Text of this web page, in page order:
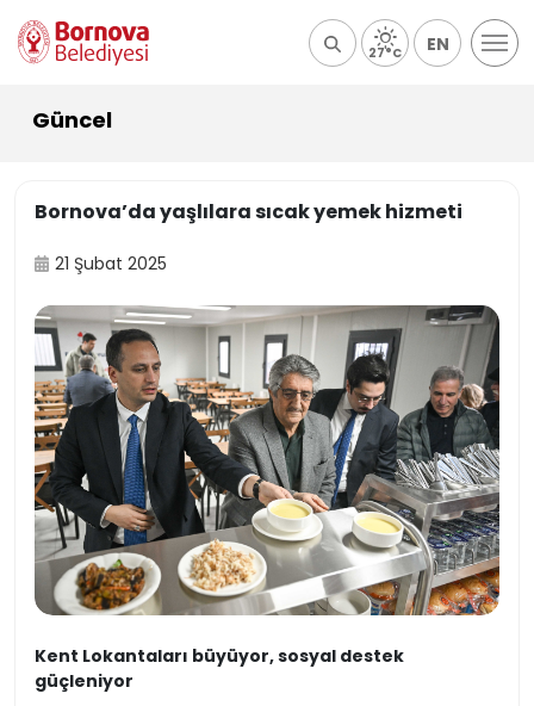
27°C EN
Güncel
Bornova’da yaşlılara sıcak yemek hizmeti
21 Şubat 2025
Kent Lokantaları büyüyor, sosyal destek
güçleniyor